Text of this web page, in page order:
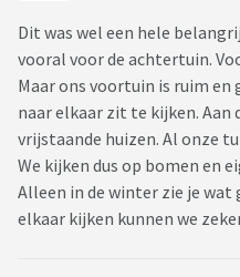
Dit was wel een hele
vooral voor de achtertuin.
Maar ons voortuin is ruim
naar elkaar zit te kijken.
vrijstaande huizen. Al onze
We kijken dus op bomen en
Alleen in de winter zie je wat
elkaar kijken kunnen we